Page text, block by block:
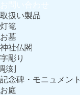
取扱い製品
灯篭
お墓
神社仏閣
字彫り
彫刻
記念碑・モニュメント
お庭